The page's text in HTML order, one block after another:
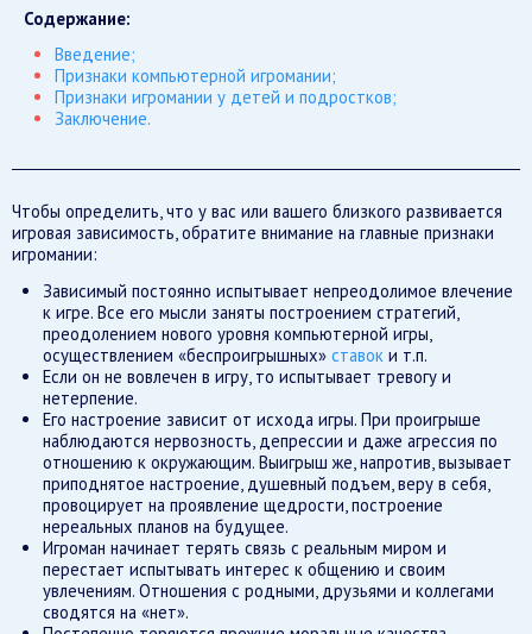
Содержание:
Введение;
Признаки компьютерной игромании;
Признаки игромании у детей и подростков;
Заключение.
Чтобы определить, что у вас или вашего близкого развивается
игровая зависимость, обратите внимание на главные признаки
игромании:
Зависимый постоянно испытывает непреодолимое влечение
к игре. Все его мысли заняты построением стратегий,
преодолением нового уровня компьютерной игры,
осуществлением «беспроигрышных» ставок и т.п.
Если он не вовлечен в игру, то испытывает тревогу и
нетерпение.
Его настроение зависит от исхода игры. При проигрыше
наблюдаются нервозность, депрессии и даже агрессия по
отношению к окружающим. Выигрыш же, напротив, вызывает
приподнятое настроение, душевный подъем, веру в себя,
провоцирует на проявление щедрости, построение
нереальных планов на будущее.
Игроман начинает терять связь с реальным миром и
перестает испытывать интерес к общению и своим
увлечениям. Отношения с родными, друзьями и коллегами
сводятся на «нет».